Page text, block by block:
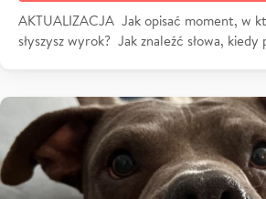
AKTUALIZACJA Jak opisać moment, w
słyszysz wyrok? Jak znaleźć słowa,